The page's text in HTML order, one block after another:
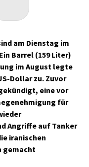
am Dienstag im
Barrel (159 Liter)
im August legte
Dollar zu. Zuvor
eine vor
für
Angriffe auf Tanker
iranischen
gemacht